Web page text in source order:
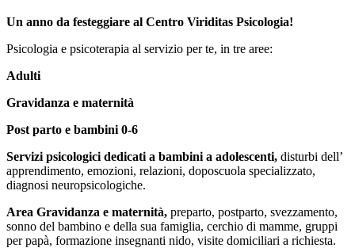
Un anno da festeggiare al Centro Viriditas Psicologia!
Psicologia e psicoterapia al servizio per te, in tre aree:
Adulti
Gravidanza e maternità
Post parto e bambini 0-6
Servizi psicologici dedicati a bambini a adolescenti, disturbi dell’
apprendimento, emozioni, relazioni, doposcuola specializzato,
diagnosi neuropsicologiche.
Area Gravidanza e maternità, preparto, postparto, svezzamento,
sonno del bambino e della sua famiglia, cerchio di mamme, gruppi
per papà, formazione insegnanti nido, visite domiciliari a richiesta.